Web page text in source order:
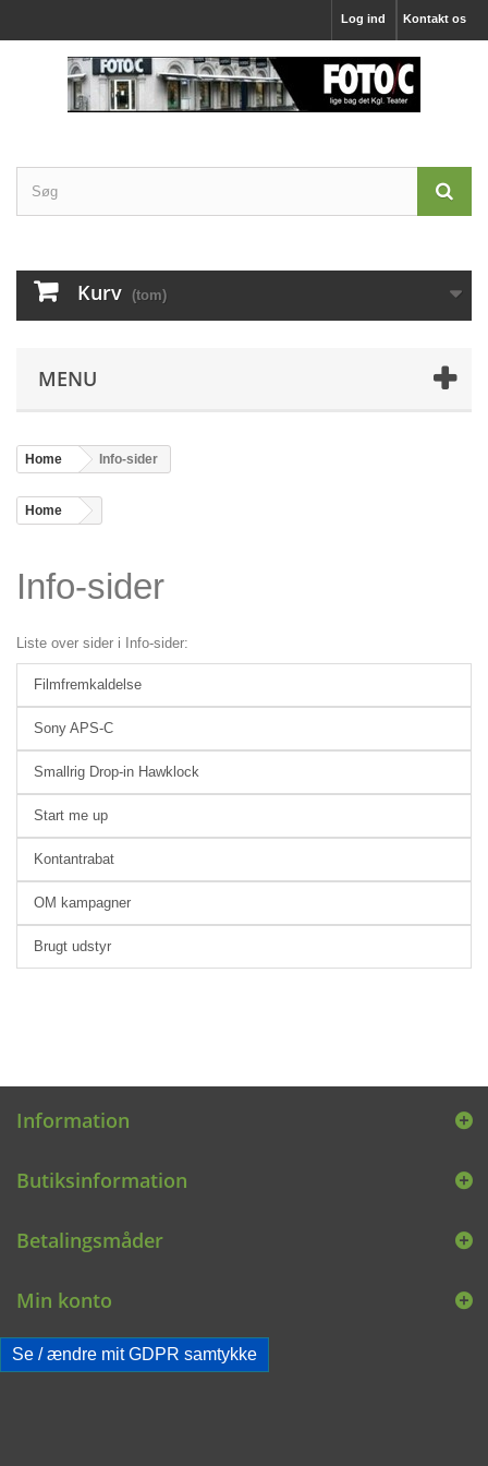
Kontakt os
Log ind
Kurv (tom)
MENU
Home Info-sider
Home >
Info-sider
Liste over sider i Info-sider:
Filmfremkaldelse
Sony APS-C
Smallrig Drop-in Hawklock
Start me up
Kontantrabat
OM kampagner
Brugt udstyr
Information
Butiksinformation
Betalingsmåder
Min konto
Se / ændre mit GDPR samtykke